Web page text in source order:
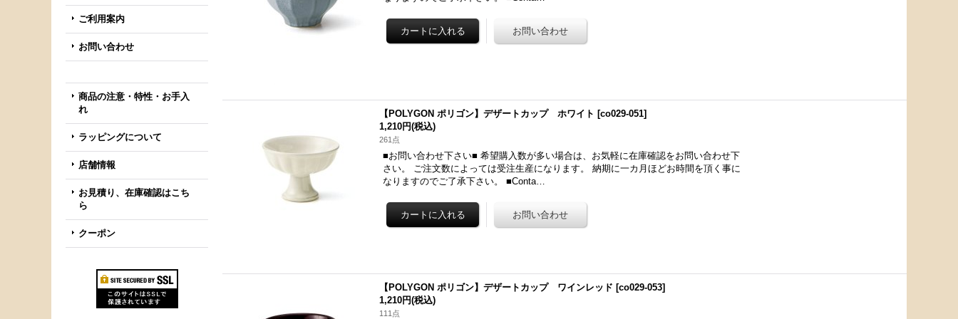
ご利用案内
お問い合わせ
商品の注意・特性・お手入
れ
ラッピングについて
店舗情報
お見積り、在庫確認はこち
ら
クーポン
【POLYGON ポリゴン】デザートカップ ホワイト [co029-051]
1,210円(税込)
261点
■お問い合わせ下さい■ 希望購入数が多い場合は、お気軽に在庫確認をお問い合わせ下
さい。 ご注文数によっては受注生産になります。 納期に一カ月ほどお時間を頂く事に
なりますのでご了承下さい。 ■Conta…
【POLYGON ポリゴン】デザートカップ ワインレッド [co029-053]
1,210円(税込)
111点